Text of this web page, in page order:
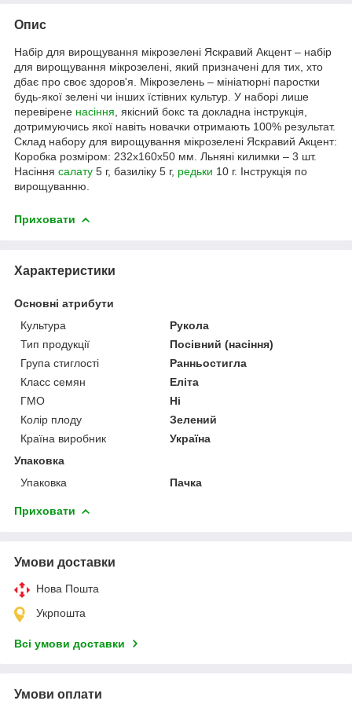
Опис
Набір для вирощування мікрозелені Яскравий Акцент – набір
для вирощування мікрозелені, який призначені для тих, хто
дбає про своє здоров'я. Мікрозелень – мініатюрні паростки
будь-якої зелені чи інших їстівних культур. У наборі лише
перевірене насіння , якісний бокс та докладна інструкція,
дотримуючись якої навіть новачки отримають 100% результат.
Склад набору для вирощування мікрозелені Яскравий Акцент:
Коробка розміром: 232х160х50 мм. Льняні килимки – 3 шт.
Насіння салату 5 г, базиліку 5 г, редьки 10 г. Інструкція по
вирощуванню.
Приховати
Характеристики
Основні атрибути
Культура
Рукола
Тип продукції
Посівний (насіння)
Група стиглості
Ранньостигла
Класс семян
Еліта
ГМО
Ні
Колір плоду
Зелений
Країна виробник
Україна
Упаковка
Упаковка
Пачка
Приховати
Умови доставки
Нова Пошта
Укрпошта
Всі умови доставки
Умови оплати